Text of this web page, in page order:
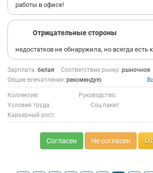
работы в офисе!
Отрицательные стороны
недостатков не обнаружила, но всегда есть
Зарплата: белая Соответствие рынку: рыночное
Общее впечатление: рекомендую
Коллектив:
Руководство:
Условия труда:
Соц.пакет:
Карьерный рост:
Согласен Не согласен